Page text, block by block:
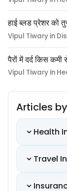
हाई ब्लड प्रेशर
Vipul Tiwary in
पैरों में दर्द किस
Vipul Tiwary in
Articles
Health
Travel